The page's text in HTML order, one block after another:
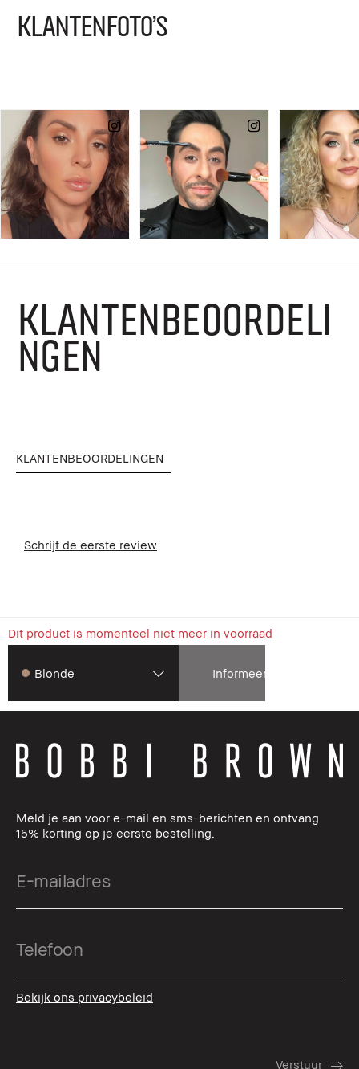
KLANTENFOTO'S
KLANTENBEOORDELI
NGEN
KLANTENBEOORDELINGEN
Schrijf de eerste review
Dit product is momenteel niet meer in voorraad
Blonde Informeer mij
Meld je aan voor e-mail en sms-berichten en ontvang
15% korting op je eerste bestelling.
Bekijk ons privacybeleid